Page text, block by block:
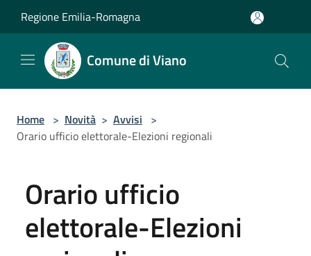
Regione Emilia-Romagna
Comune di Viano
Home > Novità > Avvisi >
Orario ufficio elettorale-Elezioni regionali
Orario ufficio
elettorale-Elezioni